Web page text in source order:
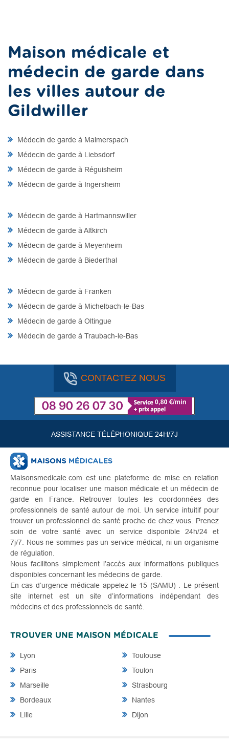
Maison médicale et
médecin de garde dans
les villes autour de
Gildwiller
Médecin de garde à Malmerspach
Médecin de garde à Liebsdorf
Médecin de garde à Réguisheim
Médecin de garde à Ingersheim
Médecin de garde à Hartmannswiller
Médecin de garde à Altkirch
Médecin de garde à Meyenheim
Médecin de garde à Biederthal
Médecin de garde à Franken
Médecin de garde à Michelbach-le-Bas
Médecin de garde à Oltingue
Médecin de garde à Traubach-le-Bas
CONTACTEZ NOUS
ASSISTANCE TÉLÉPHONIQUE 24H/7J
Maisonsmedicale.com est une plateforme de mise en relation
reconnue pour localiser une maison médicale et un médecin de
garde en France. Retrouver toutes les coordonnées des
professionnels de santé autour de moi. Un service intuitif pour
trouver un professionnel de santé proche de chez vous. Prenez
soin de votre santé avec un service disponible 24h/24 et
7j/7. Nous ne sommes pas un service médical, ni un organisme
de régulation.
Nous facilitons simplement l’accès aux informations publiques
disponibles concernant les médecins de garde.
En cas d’urgence médicale appelez le 15 (SAMU) . Le présent
site internet est un site d’informations indépendant des
médecins et des professionnels de santé.
TROUVER UNE MAISON MÉDICALE
Lyon
Paris
Marseille
Bordeaux
Lille
Toulouse
Toulon
Strasbourg
Nantes
Dijon